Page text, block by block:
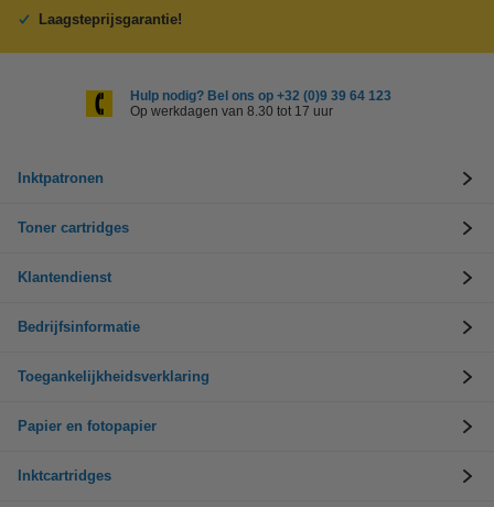
Laagsteprijsgarantie!
Hulp nodig? Bel ons op +32 (0)9 39 64 123
Op werkdagen van 8.30 tot 17 uur
Inktpatronen
Toner cartridges
Klantendienst
Bedrijfsinformatie
Toegankelijkheidsverklaring
Papier en fotopapier
Inktcartridges